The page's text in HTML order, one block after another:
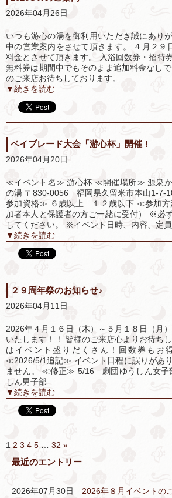
2026年04月26日
いつも游心の湯を御利用いただき誠にあり
中の営業案内をさせて頂きます。 ４月２９
料金とさせて頂きます。 入浴回数券・招待
無料券は期間中でもそのまま追加料金なし
のご来店お待ちしております。
▼続きを読む
ベイブレード大会「游心杯」開催！
2026年04月20日
≪イベント名≫ 游心杯 ≪開催場所≫ 源泉か
の湯 〒830-0056 福岡県久留米市本山1-
参加資格≫ ６歳以上 １２歳以下 ≪参加方
加者本人と保護者の方ご一緒に受付） ※必
してください。 ※イベント日時、内容、定
▼続きを読む
２９周年祭のお知らせ♪
2026年04月11日
2026年４月１６日（木）～５月１８日（月
いたします！！ 皆様のご来店心よりお待ち
はイベント盛りだくさん！回数券もお
≪2026/5/1追記≫ イベント日程に誤りがあ
ません。 ≪修正≫ 5/16 劇団ゆうしん女子
しん男子部
▼続きを読む
1 2 3 4 5 … 32 »
最近のエントリー
2026年07月30日 2026年８月イベントの